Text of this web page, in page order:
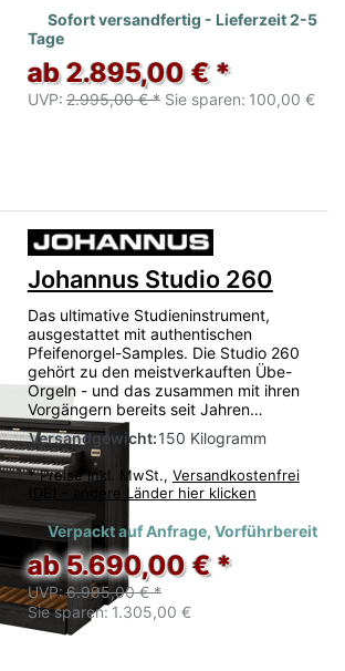
Sofort versandfertig - Lieferzeit 2-5
Tage
ab 2.895,00 € *
UVP: 2.995,00 € * Sie sparen: 100,00 €
Johannus Studio 260
Das ultimative Studieninstrument,
ausgestattet mit authentischen
Pfeifenorgel-Samples. Die Studio 260
gehört zu den meistverkauften Übe-
Orgeln - und das zusammen mit ihren
Vorgängern bereits seit Jahren…
Versandgewicht:150 Kilogramm
* Preise inkl. MwSt., Versandkostenfrei
(DE) - andere Länder hier klicken
Verpackt auf Anfrage, Vorführbereit
ab 5.690,00 € *
UVP:6.995,00 € *
Sie sparen: 1.305,00 €